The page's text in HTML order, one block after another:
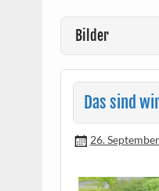
Bilder
Das sind
26.